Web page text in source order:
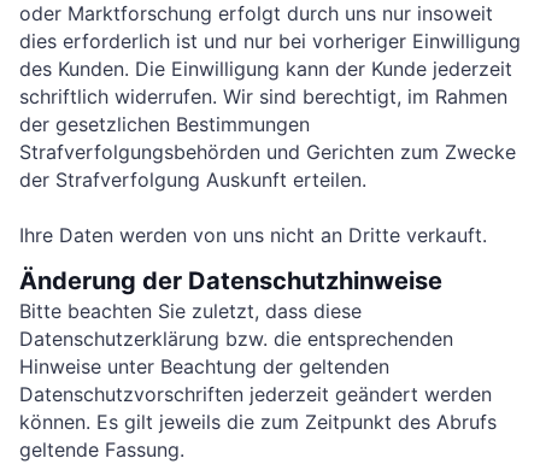
oder Marktforschung erfolgt durch uns nur insoweit
dies erforderlich ist und nur bei vorheriger Einwilligung
des Kunden. Die Einwilligung kann der Kunde jederzeit
schriftlich widerrufen. Wir sind berechtigt, im Rahmen
der gesetzlichen Bestimmungen
Strafverfolgungsbehörden und Gerichten zum Zwecke
der Strafverfolgung Auskunft erteilen.
Ihre Daten werden von uns nicht an Dritte verkauft.
Änderung der Datenschutzhinweise
Bitte beachten Sie zuletzt, dass diese
Datenschutzerklärung bzw. die entsprechenden
Hinweise unter Beachtung der geltenden
Datenschutzvorschriften jederzeit geändert werden
können. Es gilt jeweils die zum Zeitpunkt des Abrufs
geltende Fassung.